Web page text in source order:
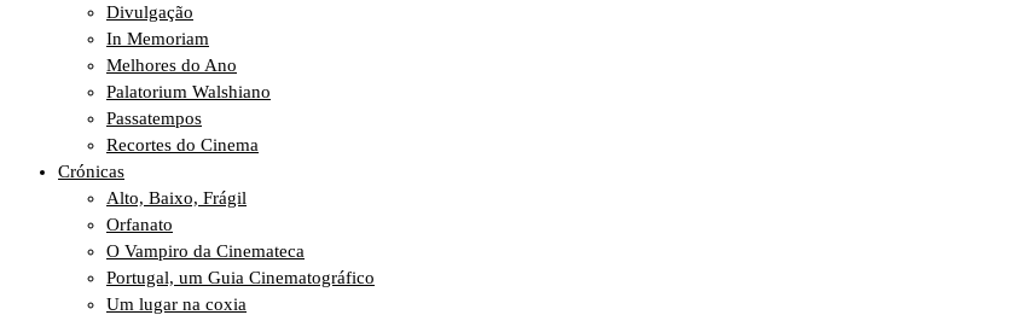
Divulgação
In Memoriam
Melhores do Ano
Palatorium Walshiano
Passatempos
Recortes do Cinema
Crónicas
Alto, Baixo, Frágil
Orfanato
O Vampiro da Cinemateca
Portugal, um Guia Cinematográfico
Um lugar na coxia